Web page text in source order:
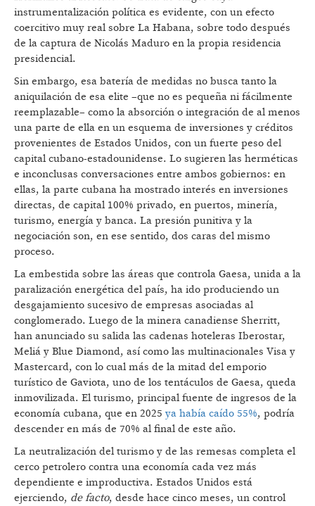
instrumentalización política es evidente, con un efecto
coercitivo muy real sobre La Habana, sobre todo después
de la captura de Nicolás Maduro en la propia residencia
presidencial.
Sin embargo, esa batería de medidas no busca tanto la
aniquilación de esa elite –que no es pequeña ni fácilmente
reemplazable– como la absorción o integración de al menos
una parte de ella en un esquema de inversiones y créditos
provenientes de Estados Unidos, con un fuerte peso del
capital cubano-estadounidense. Lo sugieren las herméticas
e inconclusas conversaciones entre ambos gobiernos: en
ellas, la parte cubana ha mostrado interés en inversiones
directas, de capital 100% privado, en puertos, minería,
turismo, energía y banca. La presión punitiva y la
negociación son, en ese sentido, dos caras del mismo
proceso.
La embestida sobre las áreas que controla Gaesa, unida a la
paralización energética del país, ha ido produciendo un
desgajamiento sucesivo de empresas asociadas al
conglomerado. Luego de la minera canadiense Sherritt,
han anunciado su salida las cadenas hoteleras Iberostar,
Meliá y Blue Diamond, así como las multinacionales Visa y
Mastercard, con lo cual más de la mitad del emporio
turístico de Gaviota, uno de los tentáculos de Gaesa, queda
inmovilizada. El turismo, principal fuente de ingresos de la
economía cubana, que en 2025 ya había caído 55%, podría
descender en más de 70% al final de este año.
La neutralización del turismo y de las remesas completa el
cerco petrolero contra una economía cada vez más
dependiente e improductiva. Estados Unidos está
ejerciendo, de facto, desde hace cinco meses, un control